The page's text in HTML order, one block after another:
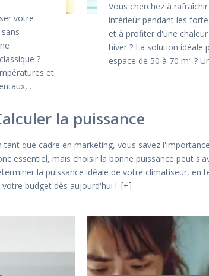
votre
?
et
Vous cherchez à
intérieur pendant les
et à profiter d'une
hiver ? La solution idéale
espace de 50 à 70 m² ?
la puissance
tant que cadre en marketing, vous savez
essentiel, mais choisir la bonne puissance peut
la puissance idéale de votre climatiseur,
votre budget dès aujourd'hui !
+